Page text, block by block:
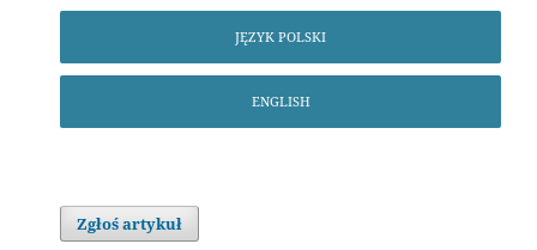
JĘZYK POLSKI
ENGLISH
Zgłoś artykuł